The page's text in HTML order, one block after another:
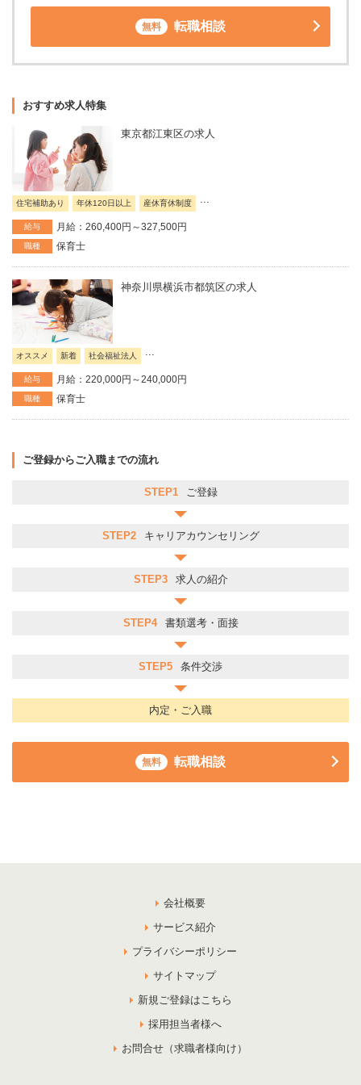
無料 転職相談
おすすめ求人特集
東京都江東区の求人
住宅補助あり 年休120日以上 産休育休制度
給与 月給：260,400円～327,500円
職種 保育士
神奈川県横浜市都筑区の求人
オススメ 新着 社会福祉法人
給与 月給：220,000円～240,000円
職種 保育士
ご登録からご入職までの流れ
STEP1 ご登録
STEP2 キャリアカウンセリング
STEP3 求人の紹介
STEP4 書類選考・面接
STEP5 条件交渉
内定・ご入職
無料 転職相談
会社概要
サービス紹介
プライバシーポリシー
サイトマップ
新規ご登録はこちら
採用担当者様へ
お問合せ（求職者様向け）